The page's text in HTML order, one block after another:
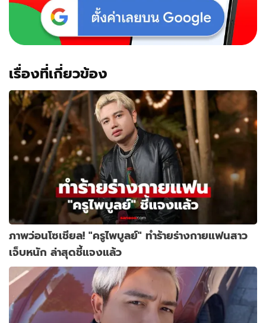
เรื่องที่เกี่ยวข้อง
ภาพว่อนโซเชียล! "ครูไพบูลย์" ทำร้ายร่างกายแฟนสาว
เจ็บหนัก ล่าสุดชี้แจงแล้ว